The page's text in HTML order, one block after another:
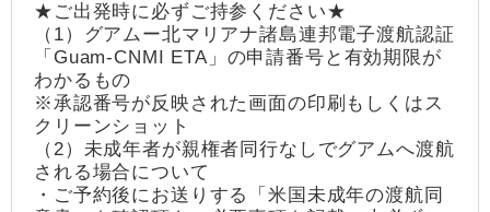
★ご出発時に必ずご持参ください★
（1）グアムー北マリアナ諸島連邦電子渡航認証
「Guam-CNMI ETA」の申請番号と有効期限が
わかるもの
※承認番号が反映された画面の印刷もしくはス
クリーンショット
（2）未成年者が親権者同行なしでグアムへ渡航
される場合について
・ご予約後にお送りする「米国未成年の渡航同